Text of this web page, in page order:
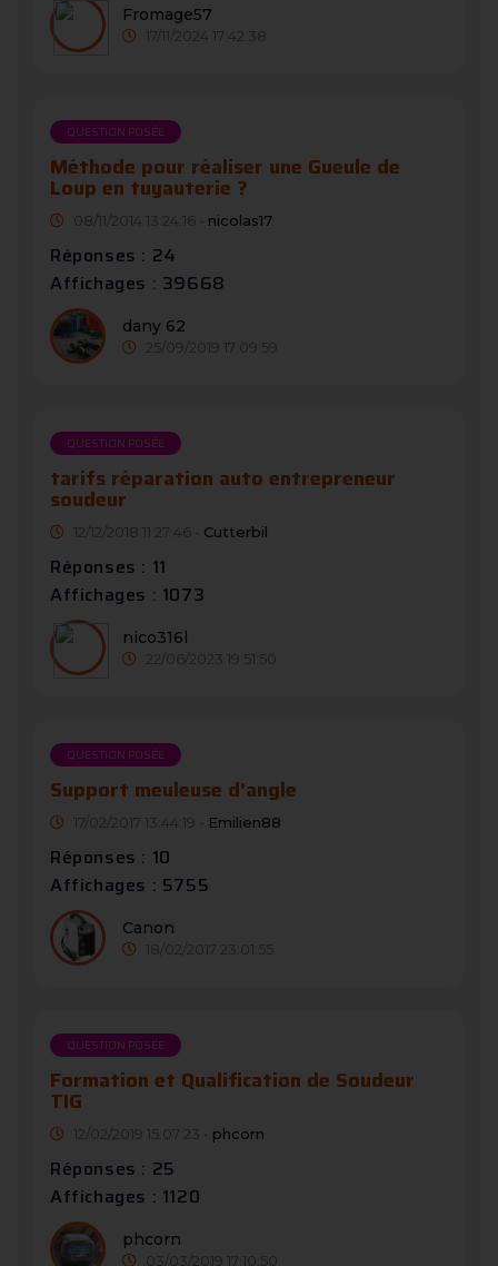
Fromage57
17/11/2024 17:42:38
QUESTION POSÉE
Méthode pour réaliser une Gueule de
Loup en tuyauterie ?
08/11/2014 13:24:16 - nicolas17
Réponses : 24
Affichages : 39668
dany 62
25/09/2019 17:09:59
QUESTION POSÉE
tarifs réparation auto entrepreneur
soudeur
12/12/2018 11:27:46 - Cutterbil
Réponses : 11
Affichages : 1073
nico316l
22/06/2023 19:51:50
QUESTION POSÉE
Support meuleuse d'angle
17/02/2017 13:44:19 - Emilien88
Réponses : 10
Affichages : 5755
Canon
18/02/2017 23:01:55
QUESTION POSÉE
Formation et Qualification de Soudeur
TIG
12/02/2019 15:07:23 - phcorn
Réponses : 25
Affichages : 1120
phcorn
03/03/2019 17:10:50